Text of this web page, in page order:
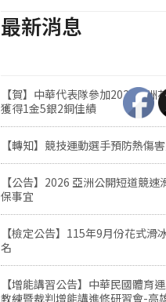
最新消息
【賀】中華代表隊參加2026亞洲
獲得1金5銀2銅佳績
【轉知】競技運動選手預防熱傷
【公告】2026 亞洲公開短道競速
保事宜
【檢定公告】115年9月份花式滑
名
【增能講習公告】中華民國體育
教練暨裁判增能講進修研習會-高